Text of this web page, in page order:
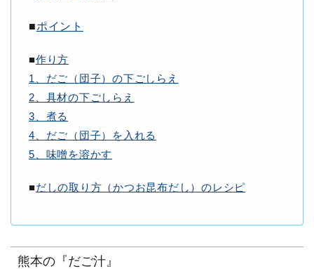
■ポイント
■作り方
1、だご（団子）の下ごしらえ
2、具材の下ごしらえ
3、煮る
4、だご（団子）を入れる
5、味噌を溶かす
■だしの取り方（かつお昆布だし）のレシピ
熊本の『だご汁』